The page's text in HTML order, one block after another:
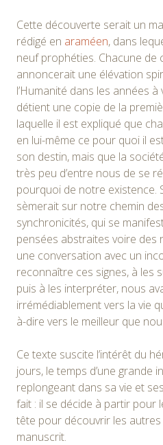
Cette découverte serait un
rédigé en araméen, dans
neuf prophéties. Chacune de
annoncerait une élévation
l’Humanité dans les années à
détient une copie de la
laquelle il est expliqué que
en lui-même ce pour quoi il
son destin, mais que la
très peu d’entre nous de se
pourquoi de notre existence.
sèmerait sur notre chemin
synchronicités, qui se
pensées abstraites voire des
une conversation avec un
reconnaître ces signes, à les
puis à les interpréter, nous
irrémédiablement vers la vie
à-dire vers le meilleur que
Ce texte suscite l’intérêt du
jours, le temps d’une grande
replongeant dans sa vie et
fait : il se décide à partir pour
tête pour découvrir les
manuscrit.